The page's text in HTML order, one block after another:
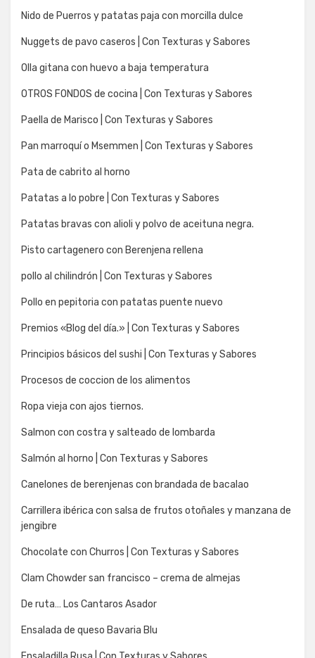
Nido de Puerros y patatas paja con morcilla dulce
Nuggets de pavo caseros | Con Texturas y Sabores
Olla gitana con huevo a baja temperatura
OTROS FONDOS de cocina | Con Texturas y Sabores
Paella de Marisco | Con Texturas y Sabores
Pan marroquí o Msemmen | Con Texturas y Sabores
Pata de cabrito al horno
Patatas a lo pobre | Con Texturas y Sabores
Patatas bravas con alioli y polvo de aceituna negra.
Pisto cartagenero con Berenjena rellena
pollo al chilindrón | Con Texturas y Sabores
Pollo en pepitoria con patatas puente nuevo
Premios «Blog del día.» | Con Texturas y Sabores
Principios básicos del sushi | Con Texturas y Sabores
Procesos de coccion de los alimentos
Ropa vieja con ajos tiernos.
Salmon con costra y salteado de lombarda
Salmón al horno | Con Texturas y Sabores
Canelones de berenjenas con brandada de bacalao
Carrillera ibérica con salsa de frutos otoñales y manzana de
jengibre
Chocolate con Churros | Con Texturas y Sabores
Clam Chowder san francisco – crema de almejas
De ruta… Los Cantaros Asador
Ensalada de queso Bavaria Blu